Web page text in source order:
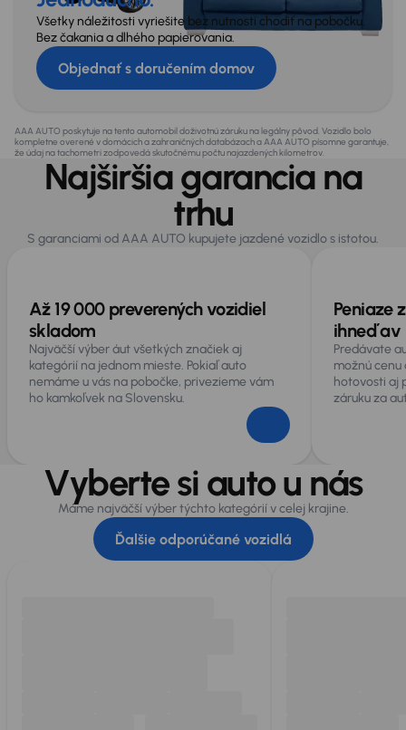
Všetky náležitosti vyriešite bez nutnosti chodiť na pobočku.
Bez čakania a dlhého papierovania.
Objednať s doručením domov
AAA AUTO poskytuje na tento automobil doživotnú záruku na legálny pôvod. Vozidlo bolo
kompletne overené v domácich a zahraničných databázach a AAA AUTO písomne garantuje,
že údaj na tachometri zodpovedá skutočnému počtu najazdených kilometrov.
Najširšia garancia na
trhu
S garanciami od AAA AUTO kupujete jazdené vozidlo s istotou.
Až 19 000 preverených vozidiel
skladom
Najväčší výber áut všetkých značiek aj
kategórií na jednom mieste. Pokiaľ auto
nemáme u vás na pobočke, privezieme vám
ho kamkoľvek na Slovensku.
Peniaze
ihneď av
Predávate
možnú
hotovosti aj
záruku za
Vyberte si auto u nás
Máme najväčší výber týchto kategórií v celej krajine.
Ďalšie odporúčané vozidlá